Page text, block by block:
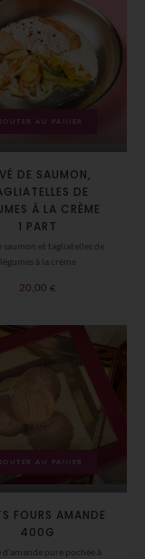
AU PANIER
DE SAUMON,
DE
À LA CRÈME
1 PART
saumon et tagliatelles de
légumes à la crème
20,00€
AU PANIER
FOURS AMANDE
400G
d'amande pure pochée à